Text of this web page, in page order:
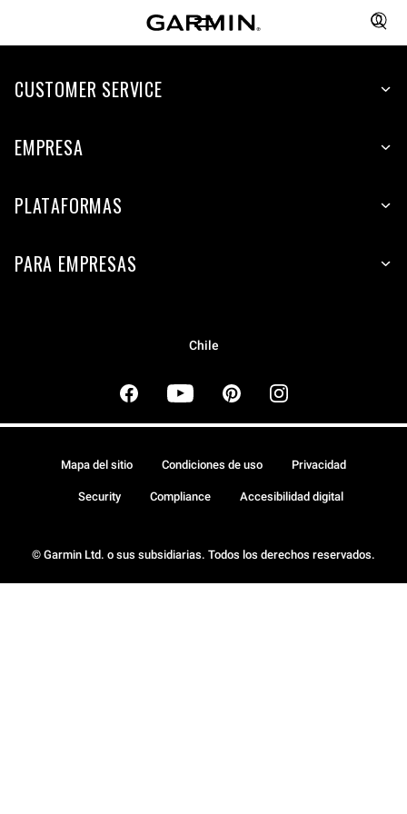
CUSTOMER SERVICE
EMPRESA
PLATAFORMAS
PARA EMPRESAS
Chile
© Garmin Ltd. o sus subsidiarias. Todos los derechos reservados.
Mapa del sitio Condiciones de uso Privacidad
Security Compliance Accesibilidad digital